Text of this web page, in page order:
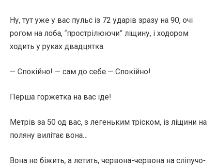
Ну, тут уже у вас пульс із 72 ударів зразу на 90, очі
рогом на лоба, “прострілюючи” ліщину, і ходором
ходить у руках двадцятка.
— Спокійно! — сам до себе.— Спокійно!
Перша горжетка на вас іде!
Метрів за 50 од вас, з легеньким тріском, із ліщини на
поляну вилітає вона…
Вона не біжить, а летить, червона-червона на сліпучо-